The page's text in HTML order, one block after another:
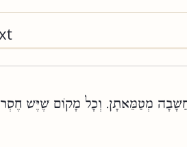
מְטַמֵּאתָן. וְכָל מָקוֹם שֶׁיֶּשׁ